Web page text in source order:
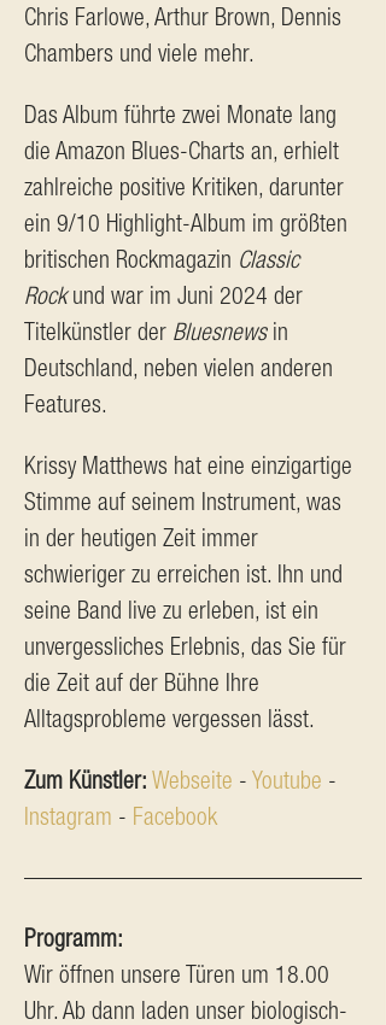
Chris Farlowe, Arthur Brown, Dennis
Chambers und viele mehr.
Das Album führte zwei Monate lang
die Amazon Blues-Charts an, erhielt
zahlreiche positive Kritiken, darunter
ein 9/10 Highlight-Album im größten
britischen Rockmagazin Classic
Rock und war im Juni 2024 der
Titelkünstler der Bluesnews in
Deutschland, neben vielen anderen
Features.
Krissy Matthews hat eine einzigartige
Stimme auf seinem Instrument, was
in der heutigen Zeit immer
schwieriger zu erreichen ist. Ihn und
seine Band live zu erleben, ist ein
unvergessliches Erlebnis, das Sie für
die Zeit auf der Bühne Ihre
Alltagsprobleme vergessen lässt.
Zum Künstler: Webseite - Youtube -
Instagram - Facebook
Programm:
Wir öffnen unsere Türen um 18.00
Uhr. Ab dann laden unser biologisch-